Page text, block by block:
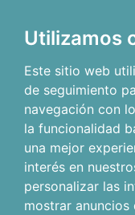
Utilizamos
Este sitio web
de seguimiento
navegación con
la funcionalidad
una mejor
interés en
personalizar las
mostrar anuncios